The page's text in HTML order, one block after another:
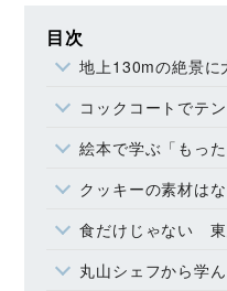
目次
地上130mの絶景に
コックコートでテ
絵本で学ぶ「もっ
クッキーの素材は
食だけじゃない 東急ホ
丸山シェフから学ん